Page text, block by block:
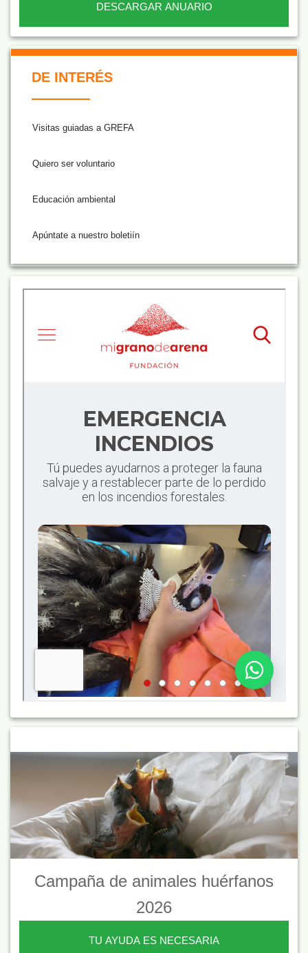
DESCARGAR ANUARIO
DE INTERÉS
Visitas guiadas a GREFA
Quiero ser voluntario
Educación ambiental
Apúntate a nuestro boletiín
Campaña de animales huérfanos
2026
TU AYUDA ES NECESARIA